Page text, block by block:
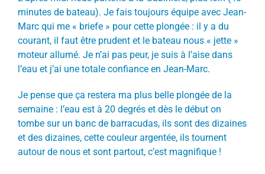
minutes de bateau). Je fais toujours équipe avec Jean-
Marc qui me « briefe » pour cette plongée : il y a du
courant, il faut être prudent et le bateau nous « jette »
moteur allumé. Je n’ai pas peur, je suis à l’aise dans
l’eau et j’ai une totale confiance en Jean-Marc.
Je pense que ça restera ma plus belle plongée de la
semaine : l’eau est à 20 degrés et dès le début on
tombe sur un banc de barracudas, ils sont des dizaines
et des dizaines, cette couleur argentée, ils tournent
autour de nous et sont partout, c’est magnifique !